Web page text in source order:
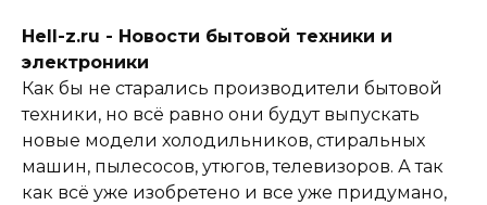
Hell-z.ru - Новости бытовой техники и
электроники
Как бы не старались производители бытовой
техники, но всё равно они будут выпускать
новые модели холодильников, стиральных
машин, пылесосов, утюгов, телевизоров. А так
как всё уже изобретено и все уже придумано,